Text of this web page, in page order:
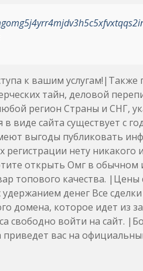
к вашим
тайн, деловой
регион Страны и СНГ,
виде сайта существует с
выгоды публиковать
регистрации нету
открыть Омг в обычном
топового качества.
денег Все
домена, которое идет из
свободно войти на сайт.
вас на